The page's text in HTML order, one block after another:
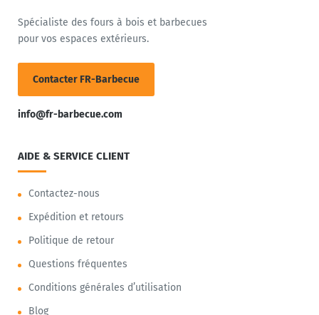
Spécialiste des fours à bois et barbecues
pour vos espaces extérieurs.
Contacter FR-Barbecue
info@fr-barbecue.com
AIDE & SERVICE CLIENT
Contactez-nous
Expédition et retours
Politique de retour
Questions fréquentes
Conditions générales d’utilisation
Blog